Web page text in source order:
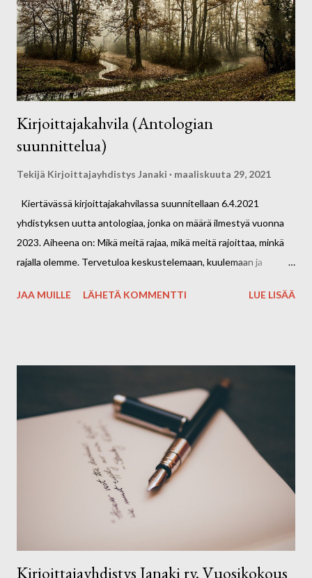
osallistua vain Janakin jäsenet, mutta jäseneksi voi liittyä
antologiaan ilmoittautumisen yhteydessä maksamalla
jäsenmaksun 20 euroa vuodessa. Kukin kirjoittaja voi osallistua
1–3 tekstillä, yhteensä max. 25...
Kirjoittajakahvila (Antologian
suunnittelua)
Tekijä Kirjoittajayhdistys Janaki maaliskuuta 29, 2021
Kiertävässä kirjoittajakahvilassa suunnitellaan 6.4.2021
yhdistyksen uutta antologiaa, jonka on määrä ilmestyä vuonna
2023. Aiheena on: Mikä meitä rajaa, mikä meitä rajoittaa, minkä
rajalla olemme. Tervetuloa keskustelemaan, kuulemaan ja
Kirjoittajakahvila 6.4.2021 KLO. 17 Teams-
JAA MUILLE LÄHETÄ KOMMENTTI LUE LISÄÄ
Kirjoittajayhdistys Janaki ry. Vuosikokous